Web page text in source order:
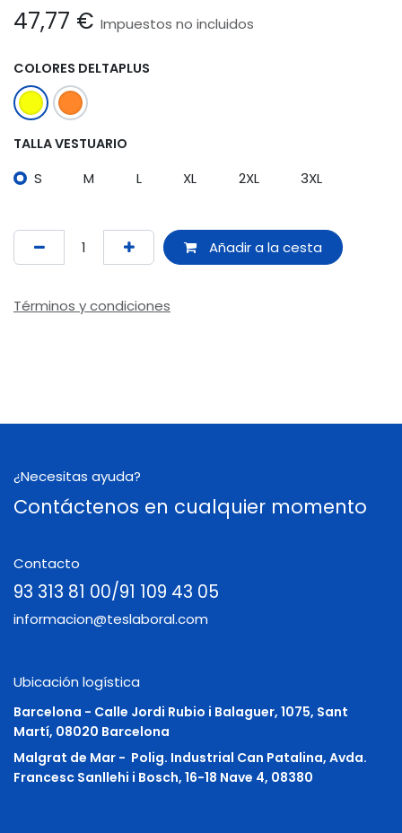
47,77 € Impuestos no incluidos
COLORES DELTAPLUS
TALLA VESTUARIO
S M L XL 2XL 3XL
Añadir a la cesta
Términos y condiciones
¿Necesitas ayuda?
Contáctenos en cualquier momento
Contacto
93 313 81 00/91 109 43 05
informacion@teslaboral.com
Ubicación logística
Barcelona - Calle Jordi Rubio i Balaguer, 1075, Sant
Martí, 08020 Barcelona
Malgrat de Mar - Polig. Industrial Can Patalina, Avda.
Francesc Sanllehi i Bosch, 16-18 Nave 4, 08380